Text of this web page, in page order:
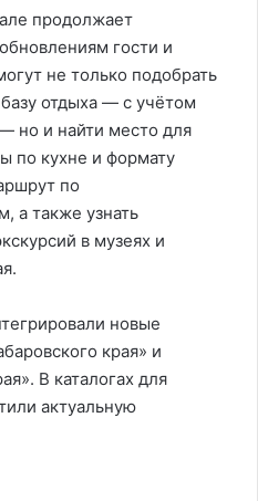
продолжает
гости и
не только подобрать
отдыха — с учётом
но и найти место для
по кухне и формату
по
а также узнать
в музеях и
новые
края» и
В каталогах для
актуальную